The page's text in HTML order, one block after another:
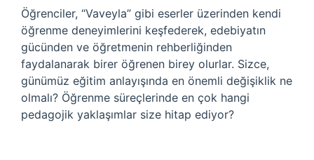
Öğrenciler, “Vaveyla” gibi eserler üzerinden kendi
öğrenme deneyimlerini keşfederek, edebiyatın
gücünden ve öğretmenin rehberliğinden
faydalanarak birer öğrenen birey olurlar. Sizce,
günümüz eğitim anlayışında en önemli değişiklik ne
olmalı? Öğrenme süreçlerinde en çok hangi
pedagojik yaklaşımlar size hitap ediyor?